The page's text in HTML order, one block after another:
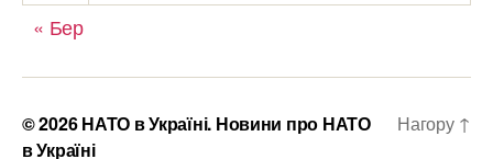
« Бер
© 2026НАТО в Україні. Новини про НАТО
в Україні
Нагору ↑